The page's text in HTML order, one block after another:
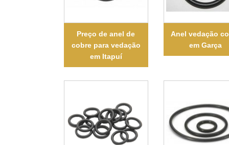
Preço de anel de
cobre para vedação
em Itapuí
Anel vedação
em Garça